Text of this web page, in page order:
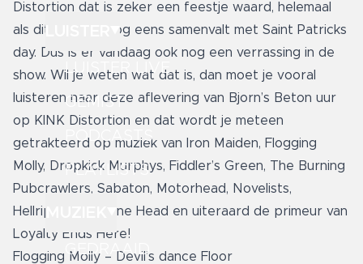
LUISTER LIVE
GEMIST
PODCASTS
PLAYLISTS
GEDRAAID
Distortion dat is zeker een feestje waard, helemaal
als dit dan ook nog eens samenvalt met Saint Patricks
day. Dus is er vandaag ook nog een verrassing in de
show. Wil je weten wat dat is, dan moet je vooral
luisteren naar deze aflevering van Bjorn’s Beton uur
op KINK Distortion en dat wordt je meteen
getrakteerd op muziek van Iron Maiden, Flogging
Molly, Dropkick Murphys, Fiddler’s Green, The Burning
Pubcrawlers, Sabaton, Motorhead, Novelists,
Hellripper, Machine Head en uiteraard de primeur van
Loyalty Ends Here!
Flogging Molly – Devil’s dance Floor